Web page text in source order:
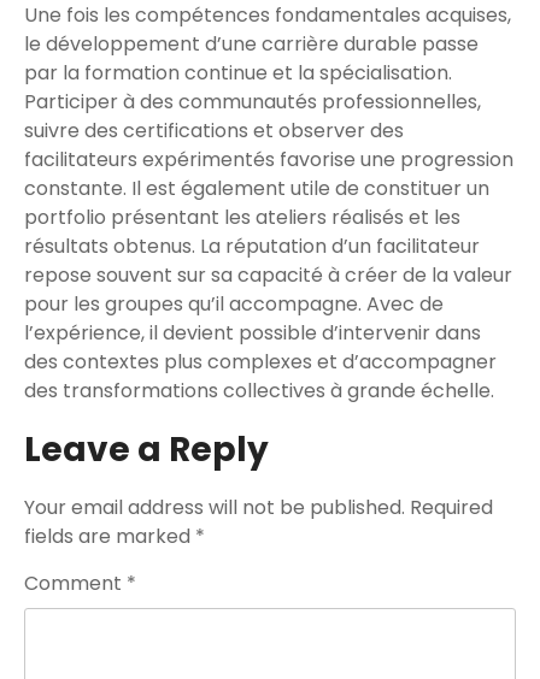
Une fois les compétences fondamentales acquises,
le développement d’une carrière durable passe
par la formation continue et la spécialisation.
Participer à des communautés professionnelles,
suivre des certifications et observer des
facilitateurs expérimentés favorise une progression
constante. Il est également utile de constituer un
portfolio présentant les ateliers réalisés et les
résultats obtenus. La réputation d’un facilitateur
repose souvent sur sa capacité à créer de la valeur
pour les groupes qu’il accompagne. Avec de
l’expérience, il devient possible d’intervenir dans
des contextes plus complexes et d’accompagner
des transformations collectives à grande échelle.
Leave a Reply
Your email address will not be published. Required
fields are marked *
Comment *